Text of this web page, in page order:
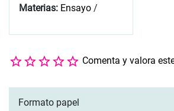
Materias: Ensayo /
Comenta y valora
Formato papel